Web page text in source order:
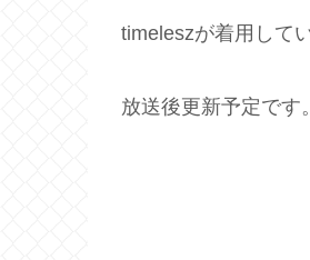
timeleszが着用して
放送後更新予定です。